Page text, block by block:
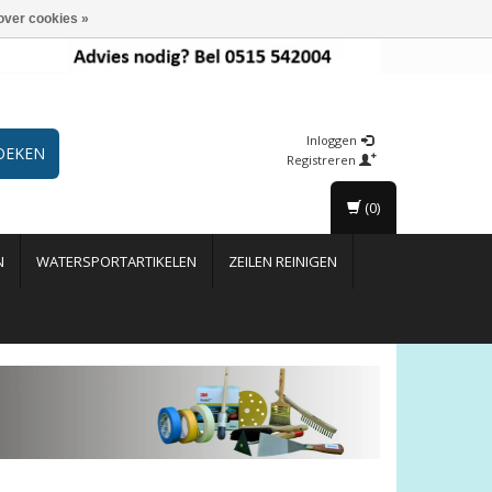
Inloggen
Registreren
WATERSPORTARTIKELEN ZEILEN REINIGEN
(0)
cookies »